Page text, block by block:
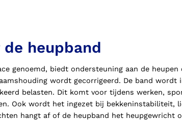
heupband
genoemd, biedt ondersteuning aan de
wordt gecorrigeerd. De band wordt
belasten. Dit komt voor tijdens werken,
Ook wordt het ingezet bij bekkeninstabiliteit,
hangt af of de heupband het heupgewricht